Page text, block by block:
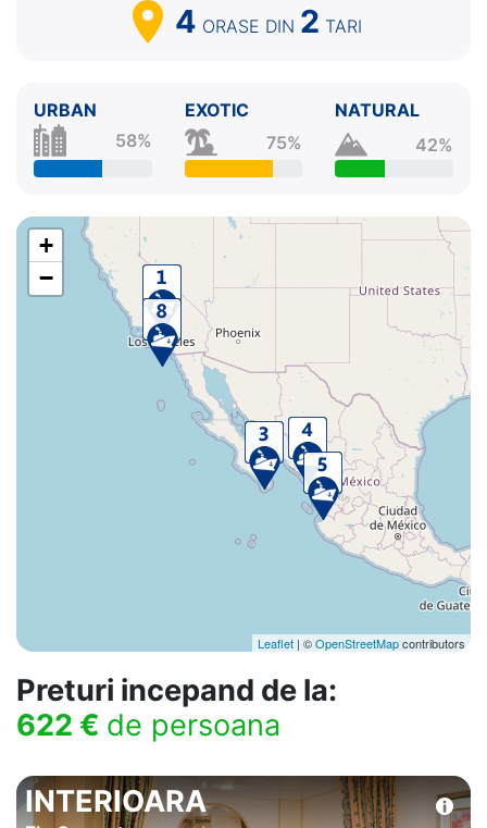
4 ORASE DIN 2 TARI
URBAN
58%
EXOTIC
75%
NATURAL
42%
+
−
Leaflet | ©OpenStreetMapcontributors
Preturi incepand de la:
622 € de persoana
INTERIOARA